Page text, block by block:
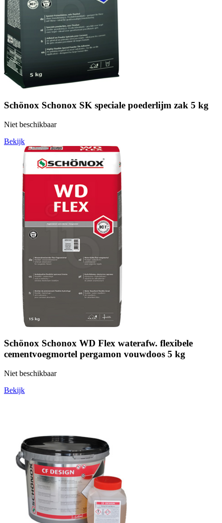
Schönox Schonox SK speciale poederlijm zak 5 kg
Niet beschikbaar
Bekijk
Schönox Schonox WD Flex waterafw. flexibele
cementvoegmortel pergamon vouwdoos 5 kg
Niet beschikbaar
Bekijk